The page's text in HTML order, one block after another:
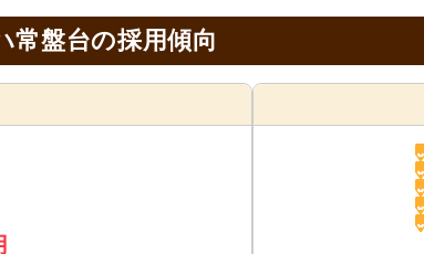
常盤台の採用傾向